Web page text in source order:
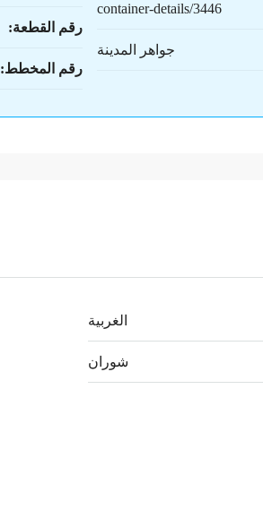
container-details/3446
جواهر المدينة
رقم القطعة:
رقم المخطط:
الغربية
شوران